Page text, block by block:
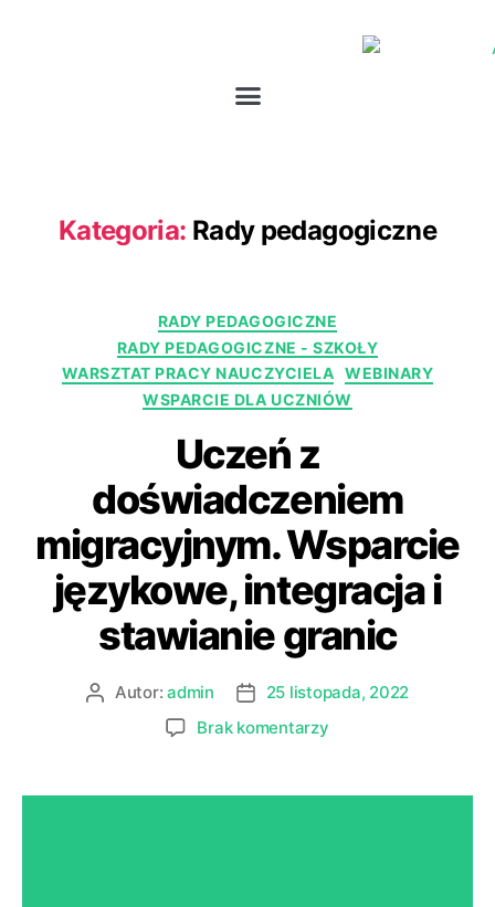
Kategoria: Rady pedagogiczne
RADY PEDAGOGICZNE
RADY PEDAGOGICZNE - SZKOŁY
WARSZTAT PRACY NAUCZYCIELA WEBINARY
WSPARCIE DLA UCZNIÓW
Uczeń z
doświadczeniem
migracyjnym. Wsparcie
językowe, integracja i
stawianie granic
Autor:admin
25 listopada, 2022
Brak komentarzy